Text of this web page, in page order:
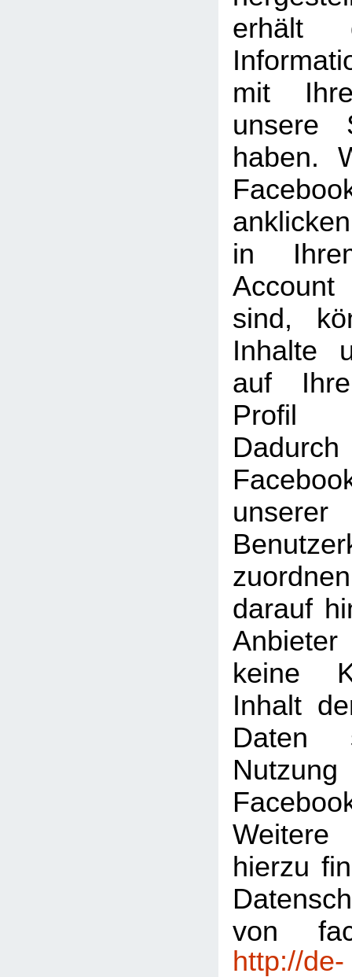
erhält
mit
unsere
haben.
in
sind,
Inhalte
auf
Profil
darauf
keine
Inhalt
Daten
Weitere
hierzu
von
http://de-